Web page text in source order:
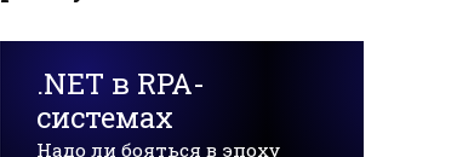
.NET в RPA-
системах
Надо ли бояться в эпоху